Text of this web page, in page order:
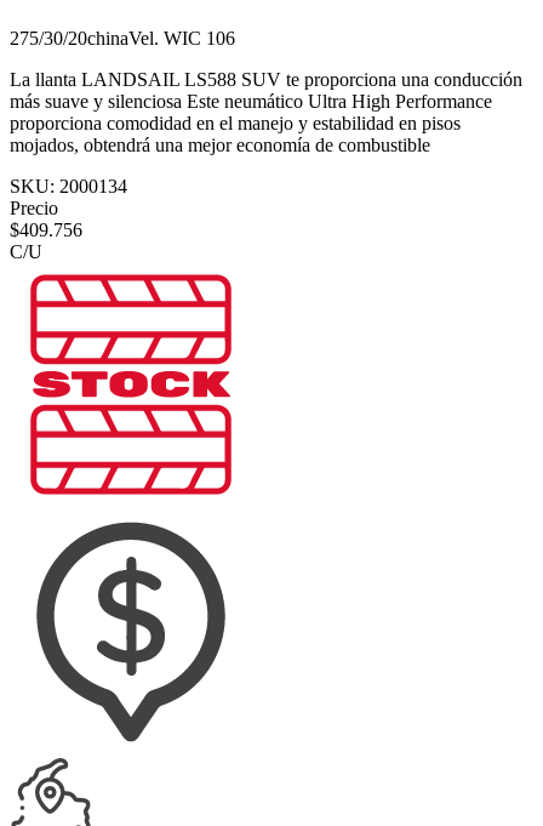
275/30/20chinaVel. WIC 106
La llanta LANDSAIL LS588 SUV te proporciona una conducción
más suave y silenciosa Este neumático Ultra High Performance
proporciona comodidad en el manejo y estabilidad en pisos
mojados, obtendrá una mejor economía de combustible
SKU: 2000134
Precio
$409.756
C/U